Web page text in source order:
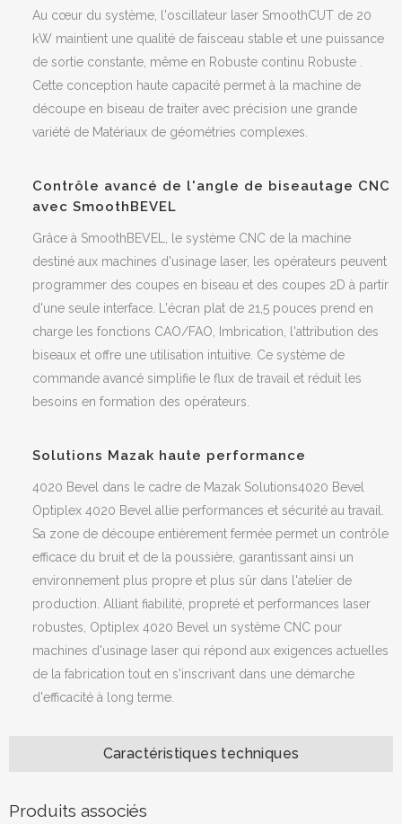
Au cœur du système, l'oscillateur laser SmoothCUT de 20
kW maintient une qualité de faisceau stable et une puissance
de sortie constante, même en Robuste continu Robuste .
Cette conception haute capacité permet à la machine de
découpe en biseau de traiter avec précision une grande
variété de Matériaux de géométries complexes.
Contrôle avancé de l'angle de biseautage CNC
avec SmoothBEVEL
Grâce à SmoothBEVEL, le système CNC de la machine
destiné aux machines d'usinage laser, les opérateurs peuvent
programmer des coupes en biseau et des coupes 2D à partir
d'une seule interface. L'écran plat de 21,5 pouces prend en
charge les fonctions CAO/FAO, Imbrication, l'attribution des
biseaux et offre une utilisation intuitive. Ce système de
commande avancé simplifie le flux de travail et réduit les
besoins en formation des opérateurs.
Solutions Mazak haute performance
4020 Bevel dans le cadre de Mazak Solutions4020 Bevel
Optiplex 4020 Bevel allie performances et sécurité au travail.
Sa zone de découpe entièrement fermée permet un contrôle
efficace du bruit et de la poussière, garantissant ainsi un
environnement plus propre et plus sûr dans l'atelier de
production. Alliant fiabilité, propreté et performances laser
robustes, Optiplex 4020 Bevel un système CNC pour
machines d'usinage laser qui répond aux exigences actuelles
de la fabrication tout en s'inscrivant dans une démarche
d'efficacité à long terme.
Caractéristiques techniques
Produits associés